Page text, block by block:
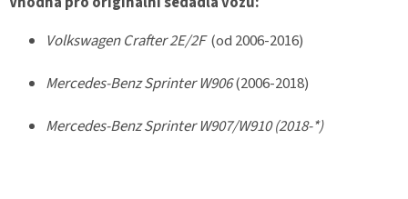
Bonusový
programVolkswagen Crafter 2E/2F(od 2006-2016)
Mercedes-Benz Sprinter W906(2006-2018)
Mercedes-Benz Sprinter W907/W910 (2018-*)